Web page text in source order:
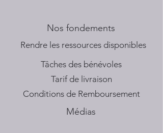
Nos fondements
​Rendre les ressources disponibles
Tâches des bénévoles
Tarif de livraison
Conditions de Remboursement
Médias